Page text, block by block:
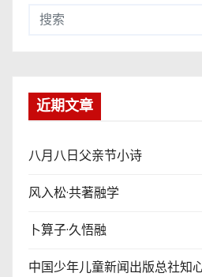
近期文章
八月八日父亲节小诗
风入松·共著融学
卜算子·久悟融
中国少年儿童新闻出版总社知